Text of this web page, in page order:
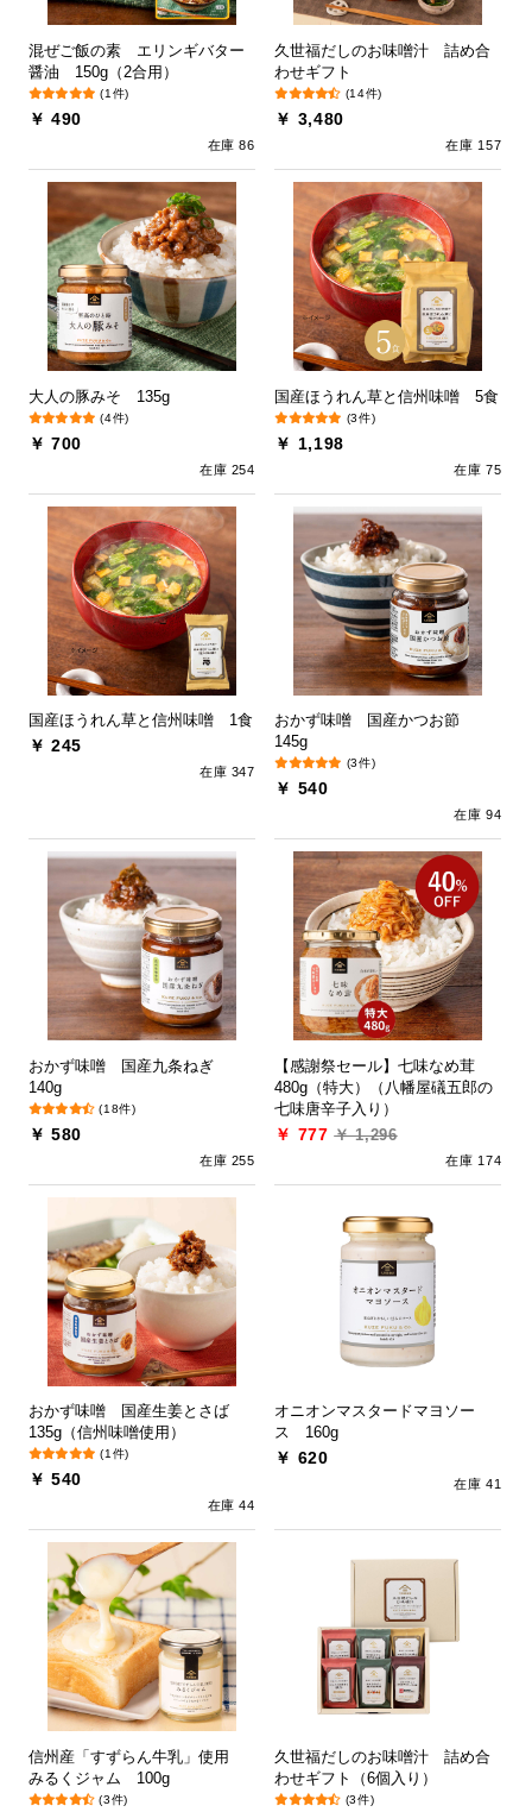
混ぜご飯の素 エリンギバター
醤油 150g（2合用）
(1件)
￥ 490
在庫 86
久世福だしのお味噌汁 詰め合
わせギフト
(14件)
￥ 3,480
在庫 157
大人の豚みそ 135g
(4件)
￥ 700
在庫 254
国産ほうれん草と信州味噌 5食
(3件)
￥ 1,198
在庫 75
国産ほうれん草と信州味噌 1食
￥ 245
在庫 347
おかず味噌 国産かつお節
145g
(3件)
￥ 540
在庫 94
おかず味噌 国産九条ねぎ
140g
(18件)
￥ 580
在庫 255
【感謝祭セール】七味なめ茸
480g（特大）（八幡屋礒五郎の
七味唐辛子入り）
￥ 777 ￥ 1,296
在庫 174
おかず味噌 国産生姜とさば
135g（信州味噌使用）
(1件)
￥ 540
在庫 44
オニオンマスタードマヨソー
ス 160g
￥ 620
在庫 41
信州産「すずらん牛乳」使用
みるくジャム 100g
(3件)
久世福だしのお味噌汁 詰め合
わせギフト（6個入り）
(3件)